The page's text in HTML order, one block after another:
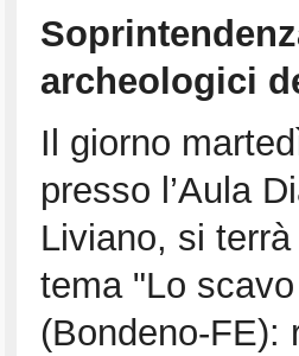
archeologici
Il giorno
presso l’Aula
Liviano, si
tema "Lo
(Bondeno-FE):